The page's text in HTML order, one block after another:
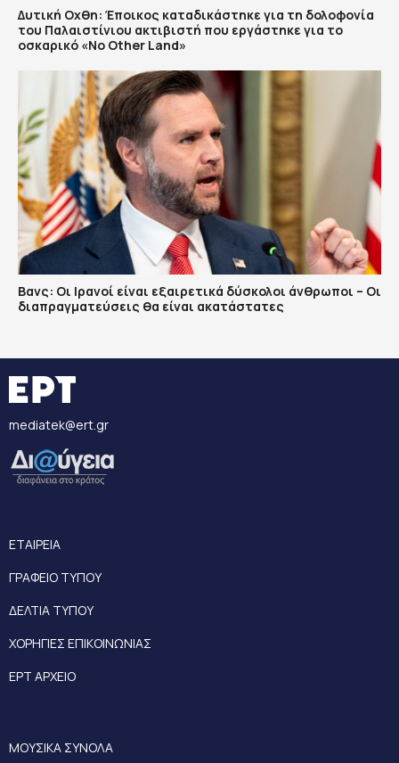
Δυτική Οχθη: Έποικος καταδικάστηκε για τη δολοφονία
του Παλαιστίνιου ακτιβιστή που εργάστηκε για το
οσκαρικό «No Other Land»
Βανς: Οι Ιρανοί είναι εξαιρετικά δύσκολοι άνθρωποι – Οι
διαπραγματεύσεις θα είναι ακατάστατες
mediatek@ert.gr
ΕΤΑΙΡΕΙΑ
ΓΡΑΦΕΙΟ ΤΥΠΟΥ
ΔΕΛΤΙΑ ΤΥΠΟΥ
ΧΟΡΗΓΙΕΣ ΕΠΙΚΟΙΝΩΝΙΑΣ
ΕΡΤ ΑΡΧΕΙΟ
ΜΟΥΣΙΚΑ ΣΥΝΟΛΑ